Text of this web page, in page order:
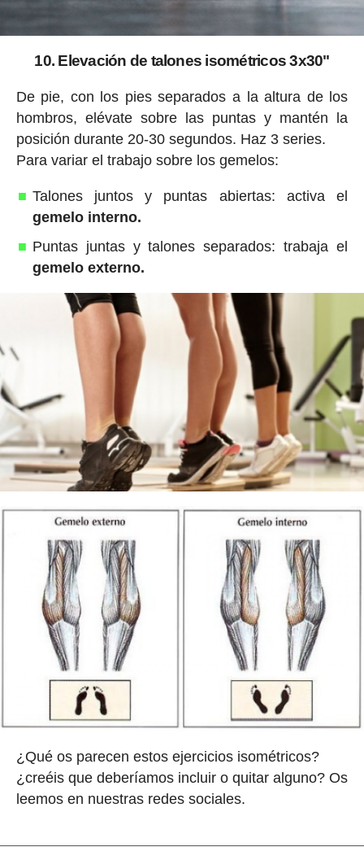
10. Elevación de talones isométricos 3x30"
De pie, con los pies separados a la altura de los
hombros, elévate sobre las puntas y mantén la
posición durante 20-30 segundos. Haz 3 series.
Para variar el trabajo sobre los gemelos:
Talones juntos y puntas abiertas: activa el
gemelo interno.
Puntas juntas y talones separados: trabaja el
gemelo externo.
¿Qué os parecen estos ejercicios isométricos?
¿creéis que deberíamos incluir o quitar alguno? Os
leemos en nuestras redes sociales.